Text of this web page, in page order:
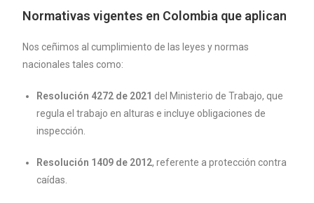
Normativas vigentes en Colombia que aplican
Nos ceñimos al cumplimiento de las leyes y normas
nacionales tales como:
Resolución 4272 de 2021 del Ministerio de Trabajo, que
regula el trabajo en alturas e incluye obligaciones de
inspección.
Resolución 1409 de 2012, referente a protección contra
caídas.